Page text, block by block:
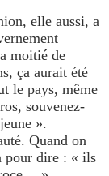
elle aussi, a
moitié de
ça aurait été
le pays, même
souvenez-
».
Quand on
pour dire : « ils